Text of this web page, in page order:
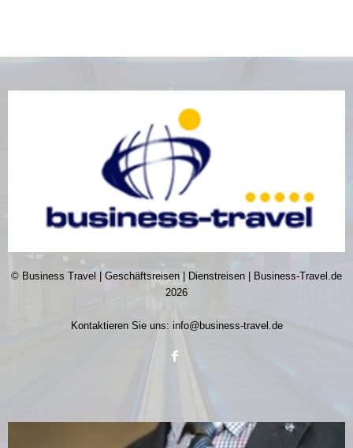
© Business Travel | Geschäftsreisen | Dienstreisen | Business-Travel.de
2026
Kontaktieren Sie uns: info@business-travel.de